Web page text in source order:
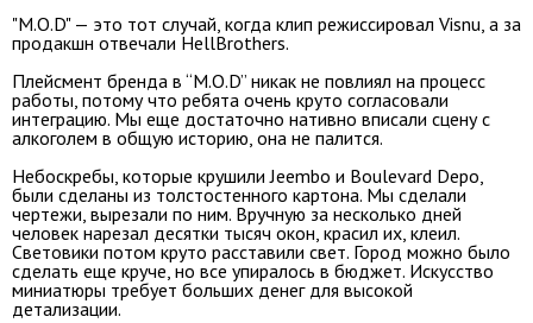
"M.O.D" — это тот случай, когда клип режиссировал Visnu, а за
продакшн отвечали HellBrothers.
Плейсмент бренда в “M.O.D” никак не повлиял на процесс
работы, потому что ребята очень круто согласовали
интеграцию. Мы еще достаточно нативно вписали сцену с
алкоголем в общую историю, она не палится.
Небоскребы, которые крушили Jeembo и Boulevard Depo,
были сделаны из толстостенного картона. Мы сделали
чертежи, вырезали по ним. Вручную за несколько дней
человек нарезал десятки тысяч окон, красил их, клеил.
Световики потом круто расставили свет. Город можно было
сделать еще круче, но все упиралось в бюджет. Искусство
миниатюры требует больших денег для высокой
детализации.